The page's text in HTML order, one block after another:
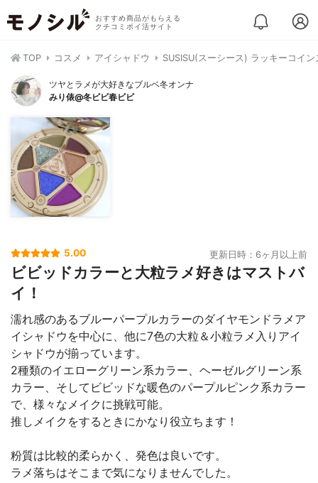
おすすめ商品がもらえる
クチコミポイ活サイト
TOP コスメ アイシャドウ SUSISU(スーシース) ラッキーコイ
ツヤとラメが大好きなブルベ冬オンナ
みり俵@冬ビビ春ビビ
5.00 更新日時：6ヶ月以上前
ビビッドカラーと大粒ラメ好きはマストバ
イ！
濡れ感のあるブルーパープルカラーのダイヤモンドラメア
イシャドウを中心に、他に7色の大粒＆小粒ラメ入りアイ
シャドウが揃っています。
2種類のイエローグリーン系カラー、ヘーゼルグリーン系
カラー、そしてビビッドな暖色のパープルピンク系カラー
で、様々なメイクに挑戦可能。
推しメイクをするときにかなり役立ちます！
粉質は比較的柔らかく、発色は良いです。
ラメ落ちはそこまで気になりませんでした。